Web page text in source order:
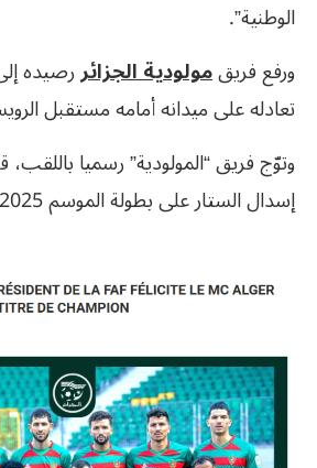
الوطنية”.
ورفع فريقمولودية الجزائر
تعادله على ميدانه أمامه مستقبل
وتوّج فريق “المولودية” رسميا
إسدال الستار على بطولة الموسم 2025 -2026 .